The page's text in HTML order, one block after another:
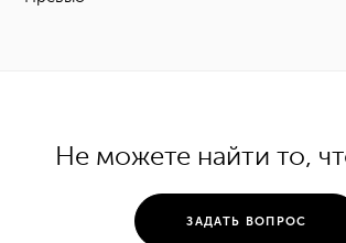
Не можете найти то,
ЗАДАТЬ ВОПРОС